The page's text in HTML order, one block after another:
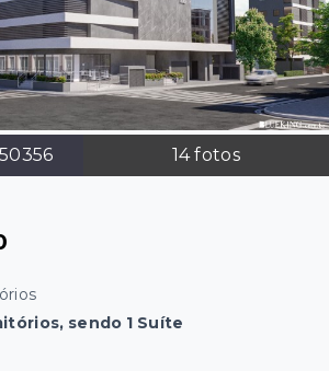
14fotos
sendo 1 Suíte